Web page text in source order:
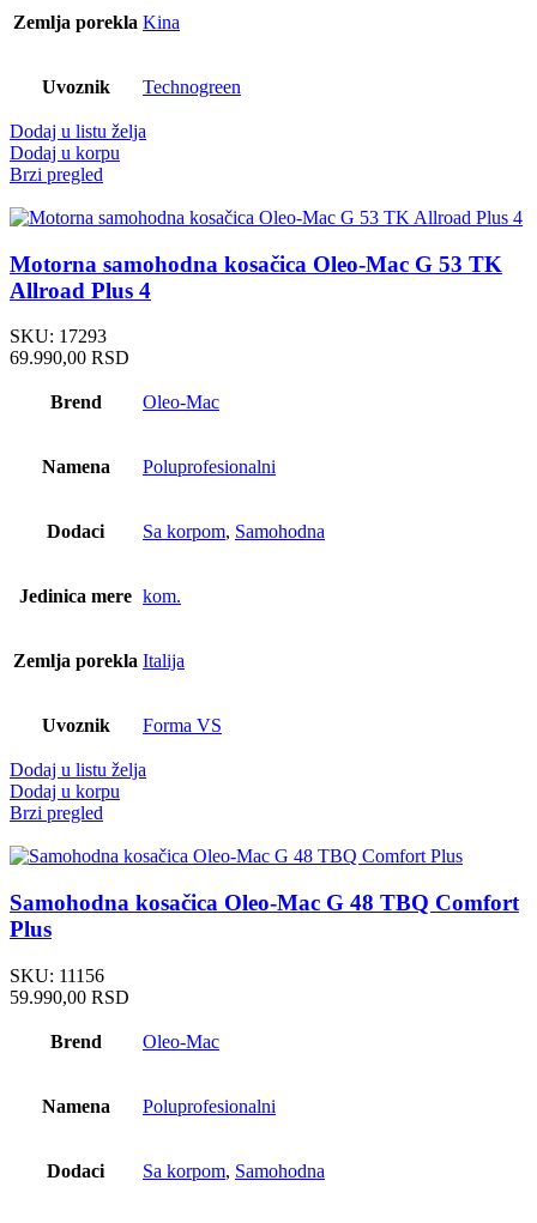
Zemlja porekla Kina
Uvoznik Technogreen
Dodaj u listu želja
Dodaj u korpu
Brzi pregled
Motorna samohodna kosačica Oleo-Mac G 53 TK
Allroad Plus 4
SKU: 17293
69.990,00 RSD
Brend Oleo-Mac
Namena Poluprofesionalni
Dodaci Sa korpom, Samohodna
Jedinica mere kom.
Zemlja porekla Italija
Uvoznik Forma VS
Dodaj u listu želja
Dodaj u korpu
Brzi pregled
Samohodna kosačica Oleo-Mac G 48 TBQ Comfort
Plus
SKU: 11156
59.990,00 RSD
Brend Oleo-Mac
Namena Poluprofesionalni
Dodaci Sa korpom, Samohodna